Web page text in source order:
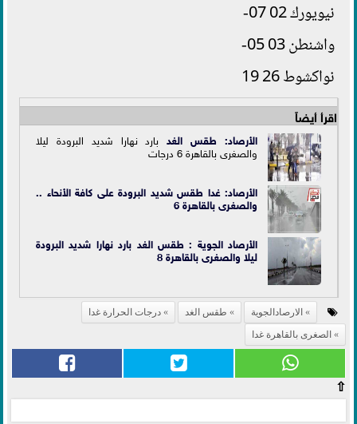
نيويورك 02 07-
واشنطن 03 05-
نواكشوط 26 19
اقرأ أيضاً
الأرصاد: طقس الغدبارد نهارا شديد البرودة ليلا
والصغرى بالقاهرة 6 درجات
الأرصاد: غدا طقس شديد البرودة على كافة الأنحاء ..
والصغرى بالقاهرة 6
الأرصاد الجوية : طقس الغد بارد نهارا شديد البرودة
ليلا والصغرى بالقاهرة 8
الارصادالجوية طقس الغد
درجات الحرارة غدا
الصغرى بالقاهرة غدا
⇧